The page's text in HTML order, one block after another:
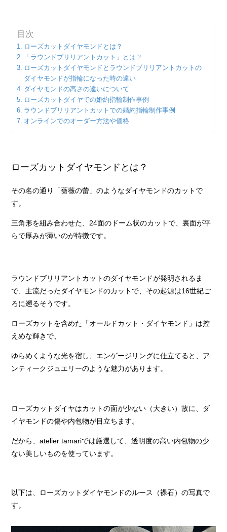
目次
ローズカットダイヤモンドとは？
「ラウンドブリリアントカット」とは？
ローズカットダイヤモンドとラウンドブリリアントカットの
ダイヤモンドが指輪になった時の違い
ダイヤモンドの高さの違いについて
ローズカットダイヤでの婚約指輪制作事例
ラウンドブリリアントカットでの婚約指輪制作事例
オンラインでのオーダー方法や価格
ローズカットダイヤモンドとは？
その名の通り「薔薇の蕾」のようなダイヤモンドのカットで
す。
三角形を組み合わせた、24面のドーム状のカットで、裏面が平
らで厚みが薄いのが特徴です。
ラウンドブリリアントカットのダイヤモンドが発明されるま
で、主流だったダイヤモンドのカットで、その起源は16世紀ご
ろに遡るそうです。
ローズカットを含めた「オールドカット・ダイヤモンド」は控
えめな輝きで、
ゆらめくような光を宿し、エンゲージリングに仕立てると、ア
ンティークジュエリーのような魅力があります。
ローズカットダイヤはカットの面が少ない（大きい）故に、ダ
イヤモンドの傷や内包物が目立ちます。
だから、atelier tamariでは厳選して、透明度の高い内包物の少
ない美しいものを使っています。
以下は、ローズカットダイヤモンドのルース（裸石）の写真で
す。